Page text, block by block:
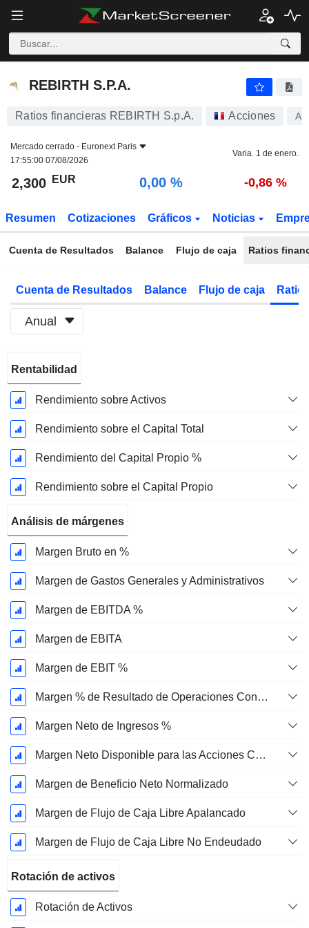
REBIRTH S.P.A.
REBIRTH S.P.A.
Ratios financieras REBIRTH S.p.A. Acciones
Mercado cerrado - Euronext Paris
17:55:00 07/08/2026
Varia. 1 de enero.
2,300 EUR 0,00 % -0,86 %
Resumen Cotizaciones Gráficos Noticias
Cuenta de Resultados Balance Flujo de caja Ratios
Cuenta de Resultados Balance Flujo de caja
Anual
fiscal:
Diciembre
Rentabilidad
Rendimiento sobre Activos
Rendimiento sobre el Capital Total
Rendimiento del Capital Propio %
Rendimiento sobre el Capital Propio
Análisis de márgenes
Margen Bruto en %
Margen de Gastos Generales y Administrativos
Margen de EBITDA %
Margen de EBITA
Margen de EBIT %
Margen % de Resultado de Operaciones Continuas
Margen Neto de Ingresos %
Margen Neto Disponible para las Acciones Comunes %
Margen de Beneficio Neto Normalizado
Margen de Flujo de Caja Libre Apalancado
Margen de Flujo de Caja Libre No Endeudado
Rotación de activos
Rotación de Activos